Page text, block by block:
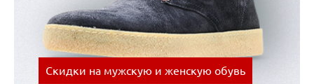
Скидки на мужскую и женскую обувь